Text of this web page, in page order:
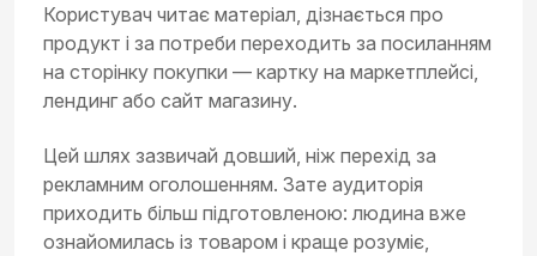
Користувач читає матеріал, дізнається про
продукт і за потреби переходить за посиланням
на сторінку покупки — картку на маркетплейсі,
лендинг або сайт магазину.
Цей шлях зазвичай довший, ніж перехід за
рекламним оголошенням. Зате аудиторія
приходить більш підготовленою: людина вже
ознайомилась із товаром і краще розуміє,